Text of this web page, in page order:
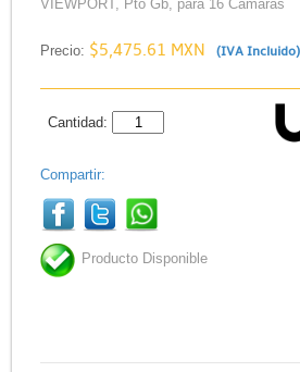
VIEWPORT, Pto Gb, para 16 Cámaras
Precio: $5,475.61 MXN (IVA Incluido)
Cantidad:
Compartir:
Producto Disponible